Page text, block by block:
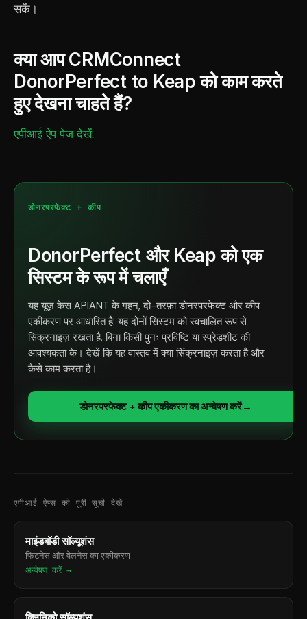
सकें।
क्या आप CRMConnect
DonorPerfect to Keap को काम करते
हुए देखना चाहते हैं?
एपीआई ऐप पेज देखें.
डोनरपरफेक्ट + कीप
DonorPerfect और Keap को एक
सिस्टम के रूप में चलाएँ
यह यूज़ केस APIANT के गहन, दो-तरफ़ा डोनरपरफेक्ट और कीप
एकीकरण पर आधारित है: यह दोनों सिस्टम को स्वचालित रूप से
सिंक्रनाइज़ रखता है, बिना किसी पुनः प्रविष्टि या स्प्रेडशीट की
आवश्यकता के। देखें कि यह वास्तव में क्या सिंक्रनाइज़ करता है और
कैसे काम करता है।
डोनरपरफेक्ट + कीप एकीकरण का अन्वेषण करें→
एपीआई ऐप्स की पूरी सूची देखें
माइंडबॉडी सॉल्यूशंस
फिटनेस और वेलनेस का एकीकरण
अन्वेषण करें →